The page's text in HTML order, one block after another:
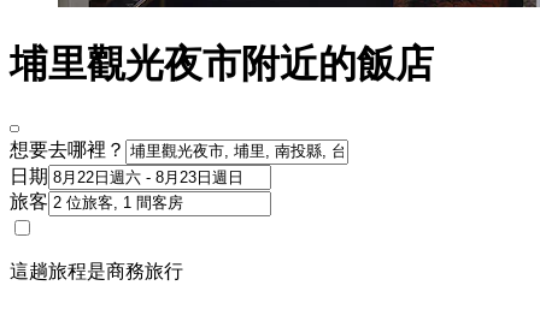
埔里觀光夜市附近的飯店
想要去哪裡？
日期
旅客
這趟旅程是商務旅行